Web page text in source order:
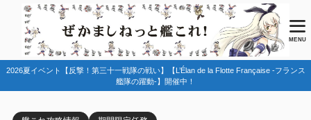
MENU
2026夏イベント【反撃！第三十一戦隊の戦い】【L’Élan de la Flotte Française -フランス
艦隊の躍動-】開催中！
目次
1